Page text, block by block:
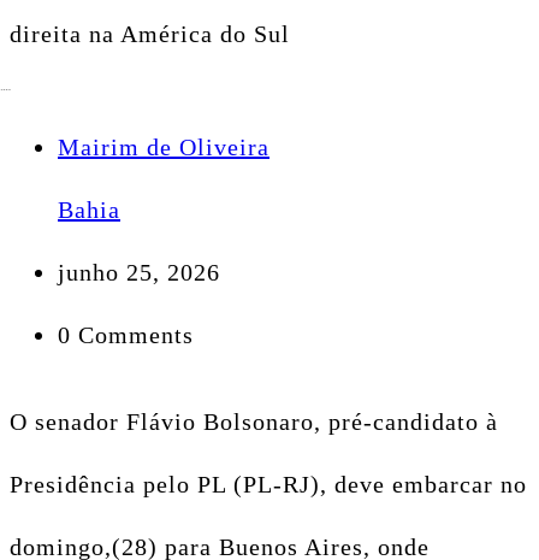
direita na América do Sul
Mairim de Oliveira
Bahia
junho 25, 2026
0 Comments
O senador Flávio Bolsonaro, pré-candidato à
Presidência pelo PL (PL-RJ), deve embarcar no
domingo,(28) para Buenos Aires, onde